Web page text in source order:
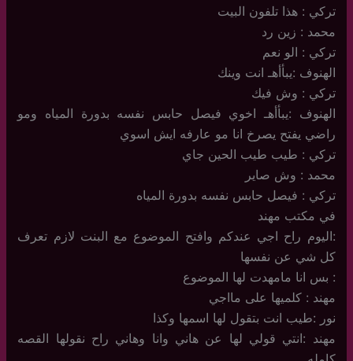
تركي : هذا تلفون البيت
محمد : زين رد
تركي : الو نعم
الهنوف :يبأأهـ انت وينك
تركي : وش فيك
الهنوف :يبأأهـ اخوي فيصل حابس نفسه بدورة المياه ومو
راضي يفتح يصرخ انا مو عارفه ايش اسوي
تركي : طيب طيب الحين جاي
محمد : وش صاير
تركي : فيصل حابس نفسه بدورة المياه
في مكتب مهند
:اليوم راح اجي عندكم وافتح الموضوع مع البنت لازم تعرف
كل شي عن نفسها
: بس انا مامهدت لها الموضوع
مهند : كلميها على مااجي
نور :طيب انت بتقول لها اسمها وكذا
مهند :انتي قولي لها عن هاني وانا وهاني راح نقولها القصه